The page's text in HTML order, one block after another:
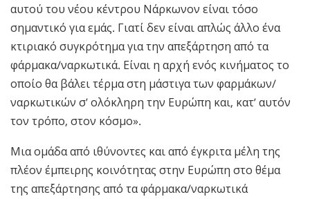
αυτού του νέου κέντρου Νάρκωνον είναι τόσο
σημαντικό για εμάς. Γιατί δεν είναι απλώς άλλο ένα
κτιριακό συγκρότημα για την απεξάρτηση από τα
φάρμακα/ναρκωτικά. Είναι η αρχή ενός κινήματος το
οποίο θα βάλει τέρμα στη μάστιγα των φαρμάκων/
ναρκωτικών σ’ ολόκληρη την Ευρώπη και, κατ’ αυτόν
τον τρόπο, στον κόσμο».
Μια ομάδα από ιθύνοντες και από έγκριτα μέλη της
πλέον έμπειρης κοινότητας στην Ευρώπη στο θέμα
της απεξάρτησης από τα φάρμακα/ναρκωτικά